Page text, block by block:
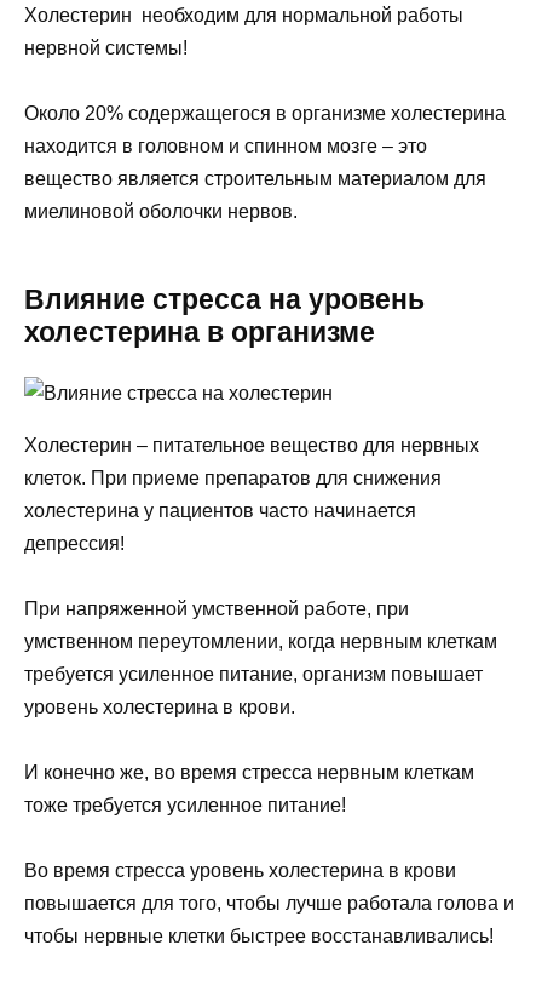
Холестерин необходим для нормальной работы
нервной системы!
Около 20% содержащегося в организме холестерина
находится в головном и спинном мозге – это
вещество является строительным материалом для
миелиновой оболочки нервов.
Влияние стресса на уровень
холестерина в организме
Холестерин – питательное вещество для нервных
клеток. При приеме препаратов для снижения
холестерина у пациентов часто начинается
депрессия!
При напряженной умственной работе, при
умственном переутомлении, когда нервным клеткам
требуется усиленное питание, организм повышает
уровень холестерина в крови.
И конечно же, во время стресса нервным клеткам
тоже требуется усиленное питание!
Во время стресса уровень холестерина в крови
повышается для того, чтобы лучше работала голова и
чтобы нервные клетки быстрее восстанавливались!